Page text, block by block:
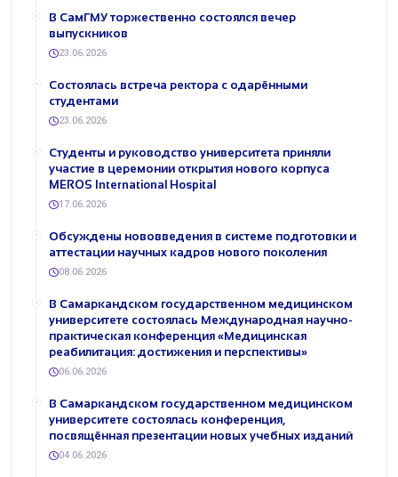
В СамГМУ торжественно состоялся вечер
выпускников
23.06.2026
Состоялась встреча ректора с одарёнными
студентами
23.06.2026
Студенты и руководство университета приняли
участие в церемонии открытия нового корпуса
MEROS International Hospital
17.06.2026
Обсуждены нововведения в системе подготовки и
аттестации научных кадров нового поколения
08.06.2026
В Самаркандском государственном медицинском
университете состоялась Международная научно-
практическая конференция «Медицинская
реабилитация: достижения и перспективы»
06.06.2026
В Самаркандском государственном медицинском
университете состоялась конференция,
посвящённая презентации новых учебных изданий
04.06.2026